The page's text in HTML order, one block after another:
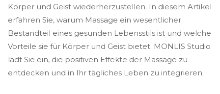
Körper und Geist wiederherzustellen. In diesem Artikel
erfahren Sie, warum Massage ein wesentlicher
Bestandteil eines gesunden Lebensstils ist und welche
Vorteile sie für Körper und Geist bietet. MONLIS Studio
lädt Sie ein, die positiven Effekte der Massage zu
entdecken und in Ihr tägliches Leben zu integrieren.